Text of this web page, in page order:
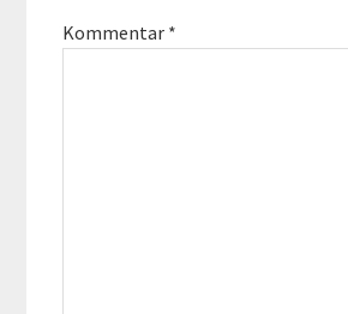
Kommentar *